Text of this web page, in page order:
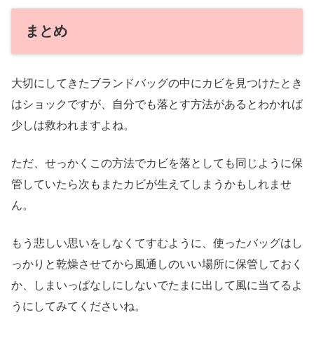
まとめ
大切にしてきたブランドバッグの中にカビを見つけたとき
はショックですが、自分でも落とす方法があるとわかれば
少しは救われますよね。
ただ、せっかくこの方法でカビを落としても同じように保
管していたら次もまたカビが生えてしまうかもしれませ
ん。
もう悲しい思いをしなくてすむように、使ったバッグはし
っかりと乾燥させてから風通しのいい場所に保管しておく
か、しまいっぱなしにしないでたまに出して風に当てるよ
うにしてみてくださいね。